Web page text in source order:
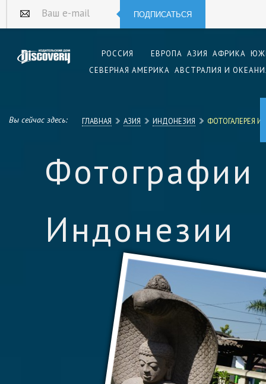
Ваш e-mail ПОДПИСАТЬСЯ
РОССИЯ ЕВРОПА АЗИЯ АФРИКА
СЕВЕРНАЯ АМЕРИКА АВСТРАЛИЯ И
Вы сейчас здесь: ГЛАВНАЯ АЗИЯ ИНДОНЕЗИЯ ФОТОГАЛЕРЕЯ
Фотографии
Индонезии